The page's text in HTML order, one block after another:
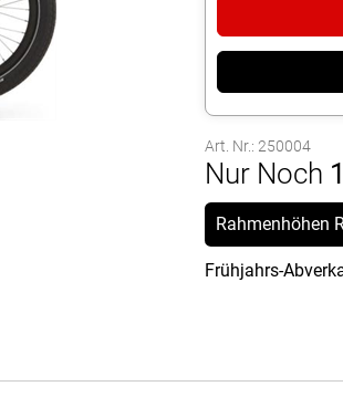
Art. Nr.: 250004
Nur Noch 1
Rahmenhöhen
Frühjahrs-